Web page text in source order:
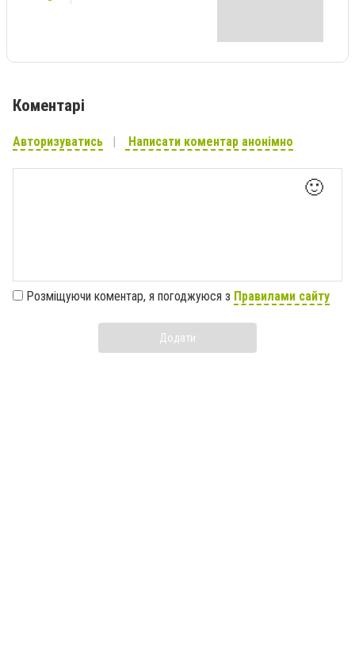
Коментарі
Авторизуватись Написати коментар анонімно
🙂
Розміщуючи коментар, я погоджуюся з Правилами сайту
Додати